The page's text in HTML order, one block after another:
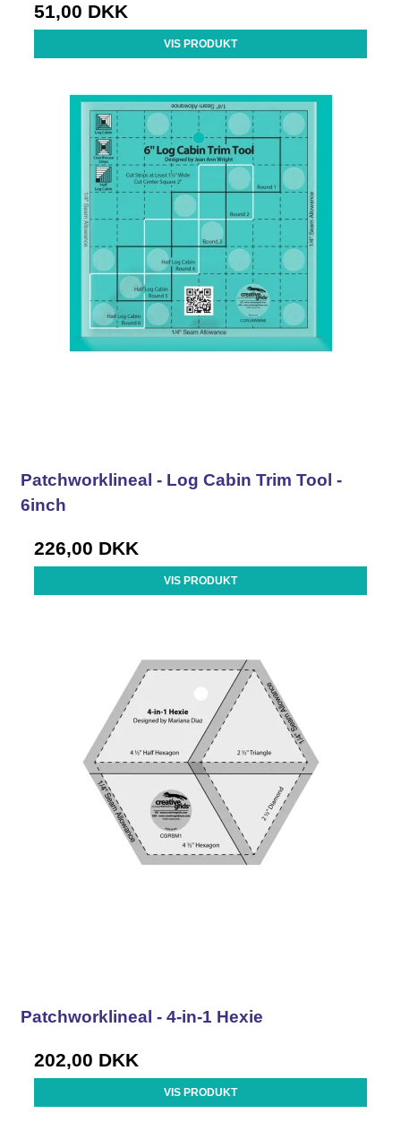
51,00 DKK
VIS PRODUKT
Patchworklineal - Log Cabin Trim Tool -
6inch
226,00 DKK
VIS PRODUKT
Patchworklineal - 4-in-1 Hexie
202,00 DKK
VIS PRODUKT